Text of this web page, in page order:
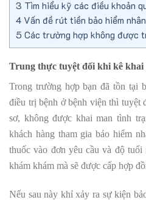
3 Tìm hiểu kỹ các điều khoản
4 Vấn đề rút tiền bảo hiểm
5 Các trường hợp không được
Trung thực tuyệt đối khi kê khai
Trong trường hợp bạn đã tồn tại
điều trị bệnh ở bệnh viện thì
sơ, không được khai man tình
khách hàng tham gia bảo hiểm
thuốc vào đơn yêu cầu và độ
khám khám mà sẽ được cấp hợp
Nếu sau này khỉ xảy ra sự kiện